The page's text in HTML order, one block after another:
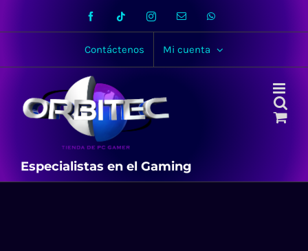
Facebook Tiktok InstagramEmail WhatsApp
Contáctenos Mi cuenta
Especialistas en el Gaming